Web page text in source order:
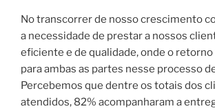
No transcorrer de nosso crescimento
a necessidade de prestar a nossos
eficiente e de qualidade, onde o
para ambas as partes nesse processo
Percebemos que dentre os totais dos
atendidos, 82% acompanharam a